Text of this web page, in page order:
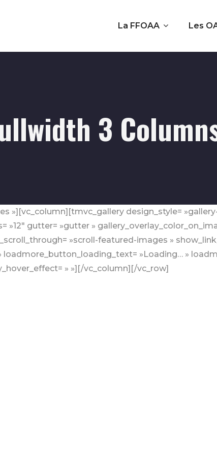
La FFOAA Les
3
»][vc_column][tmvc_gallery design_style=
»12″ gutter= »gutter »
»scroll-featured-images »
»Loading… »
» »][/vc_column][/vc_row]